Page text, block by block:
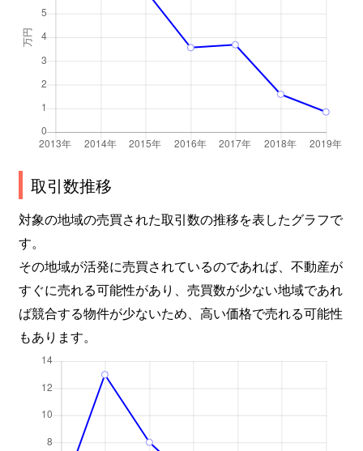
取引数推移
対象の地域の売買された取引数の推移を表したグラフで
す。
その地域が活発に売買されているのであれば、不動産が
すぐに売れる可能性があり、売買数が少ない地域であれ
ば競合する物件が少ないため、高い価格で売れる可能性
もあります。